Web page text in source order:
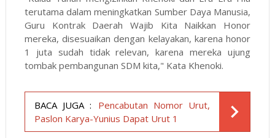
terutama dalam meningkatkan Sumber Daya Manusia,
Guru Kontrak Daerah Wajib Kita Naikkan Honor
mereka, disesuaikan dengan kelayakan, karena honor
1 juta sudah tidak relevan, karena mereka ujung
tombak pembangunan SDM kita," Kata Khenoki.
BACA JUGA :
Pencabutan Nomor Urut,
Paslon Karya-Yunius Dapat Urut 1